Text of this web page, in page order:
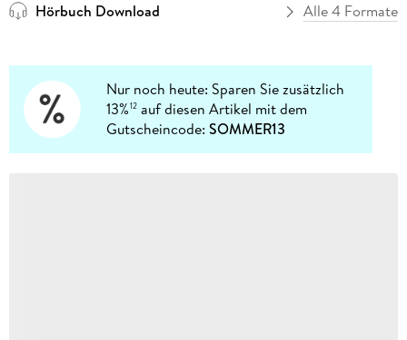
Hörbuch Download Alle 4 Formate
Nur noch heute: Sparen Sie zusätzlich
13%12 auf diesen Artikel mit dem
Gutscheincode:SOMMER13